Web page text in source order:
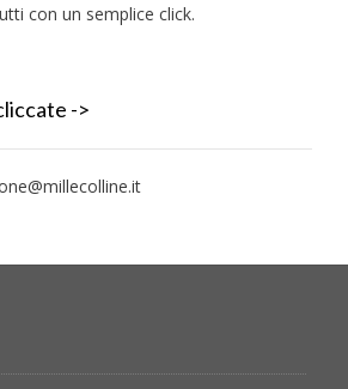
con un semplice click.
->